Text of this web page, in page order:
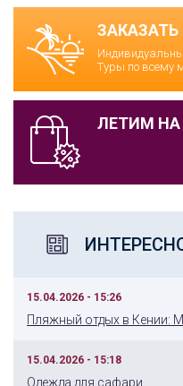
ЗАКАЗАТЬ
Туры по всему
ЛЕТИМ
15.04.2026 - 15:26
Пляжный отдых в Кении:
15.04.2026 - 15:18
Одежда для сафари